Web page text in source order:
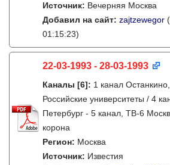
Источник: Вечерняя Москва
Добавил на сайт: zajtzewegor
01:15:23)
22-03-1993 - 28-03-1993
Каналы [6]: 1 канал
Российские университеты / 4
Петербург - 5 канал, ТВ-6
корона
Регион: Москва
Источник: Известия